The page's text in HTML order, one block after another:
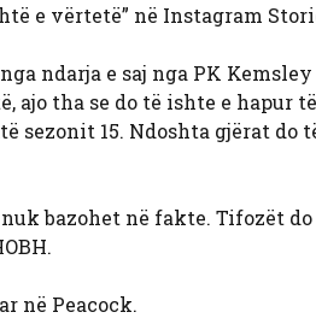
e vërtetë” në Instagram
ndarja e saj nga PK Kemsley
ajo tha se do të ishte e hapur
sezonit 15. Ndoshta gjërat do
bazohet në fakte. Tifozët
në Peacock.